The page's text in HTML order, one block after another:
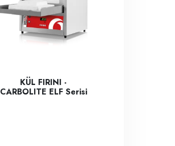
KÜL FIRINI -
CARBOLITE ELF Serisi